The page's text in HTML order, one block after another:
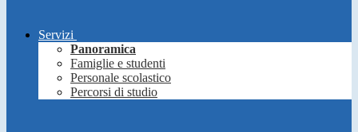
Servizi
Panoramica
Famiglie e studenti
Personale scolastico
Percorsi di studio